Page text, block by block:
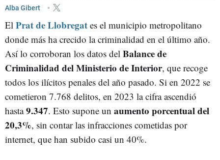
DROGAS CONSUMO DROGAS
Alba Gibert
El Prat de Llobregat es el municipio metropolitano
donde más ha crecido la criminalidad en el último año.
Así lo corroboran los datos del Balance de
Criminalidad del Ministerio de Interior, que recoge
todos los ilícitos penales del año pasado. Si en 2022 se
cometieron 7.768 delitos, en 2023 la cifra ascendió
hasta9.347. Esto supone un aumento porcentual del
20,3%, sin contar las infracciones cometidas por
internet, que han subido casi un 40%.